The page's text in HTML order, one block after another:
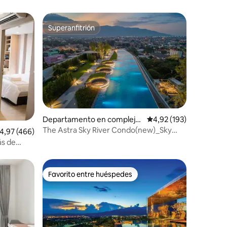
destacados
promedio: 4,97 de 5. 466 evaluaciones
4,97 (466)
de
Superanfitrión
Superanfitrión
Departamento en complejo
residencial en Tambon Chan
Calificación promedio:
4,92 (193)
The Astra Sky River Condo(new)_Sky
Favorito entre huéspedes
Favorito entre huéspedes